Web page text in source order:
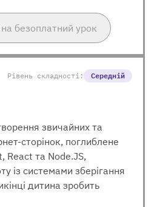
безоплатний урок
Рівень складності: Середній
звичайних та
сторінок, поглиблене
React та Node.JS,
із системами зберігання
дитина зробить